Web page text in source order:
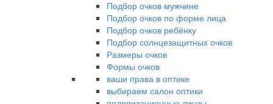
Подбор очков мужчине
Подбор очков по форме лица
Подбор очков ребёнку
Подбор солнцезащитных очков
Размеры очков
Формы очков
ваши права в оптике
выбираем салон оптики